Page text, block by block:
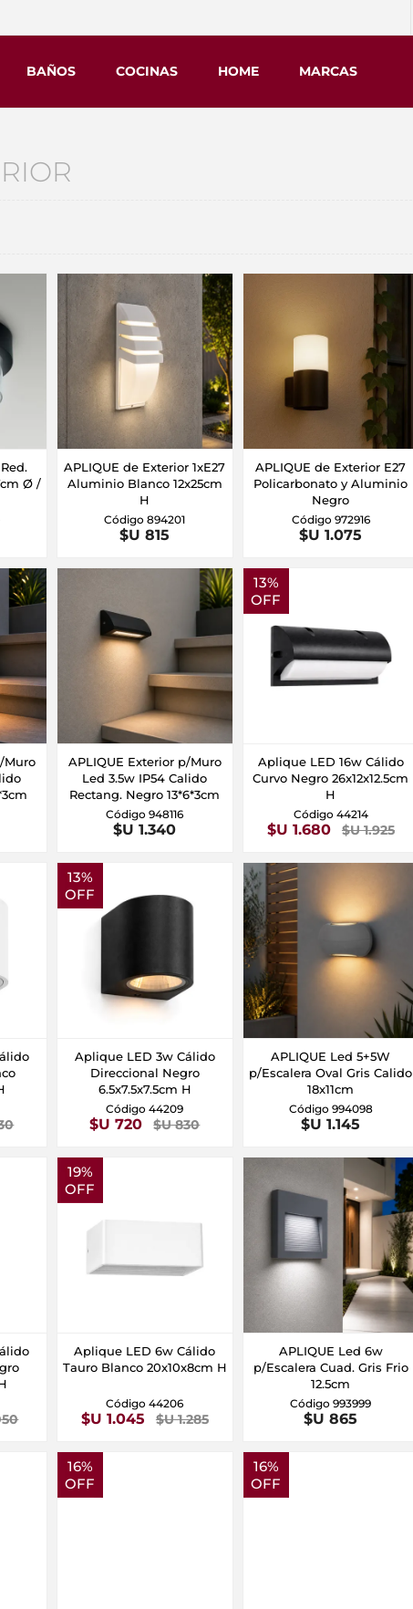
BAÑOS COCINAS HOME MARCAS
Ø /
APLIQUE de Exterior 1xE27
Aluminio Blanco 12x25cm
H
Código 894201
$U 815
APLIQUE de Exterior E27
Policarbonato y Aluminio
Negro
Código 972916
$U 1.075
Muro
APLIQUE Exterior p/Muro
Led 3.5w IP54 Calido
Rectang. Negro 13*6*3cm
Código 948116
$U 1.340
13%
OFF
Aplique LED 16w Cálido
Curvo Negro 26x12x12.5cm
H
Código 44214
$U 1.680 $U 1.925
13%
OFF
Aplique LED 3w Cálido
Direccional Negro
6.5x7.5x7.5cm H
Código 44209
$U 720 $U 830
APLIQUE Led 5+5W
p/Escalera Oval Gris Calido
18x11cm
Código 994098
$U 1.145
19%
OFF
Aplique LED 6w Cálido
Tauro Blanco 20x10x8cm H
Código 44206
$U 1.045 $U 1.285
APLIQUE Led 6w
p/Escalera Cuad. Gris Frio
12.5cm
Código 993999
$U 865
16%
OFF
16%
OFF